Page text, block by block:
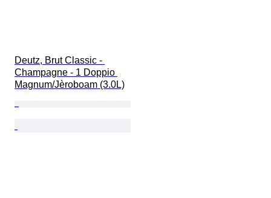
Deutz, Brut Classic -
Champagne - 1 Doppio
Magnum/Jèroboam (3.0L)